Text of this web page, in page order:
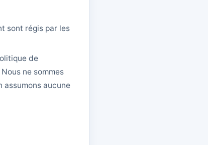
sont régis par les
de
ne sommes
assumons aucune